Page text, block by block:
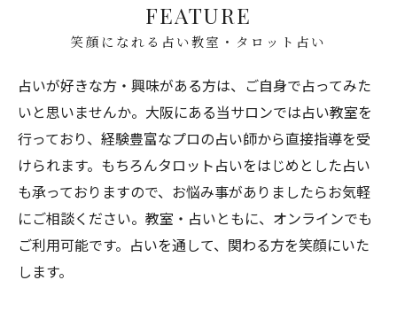
笑顔になれる占い教室・タロット占い
FEATURE
占いが好きな方・興味がある方は、ご自身で占ってみた
いと思いませんか。大阪にある当サロンでは占い教室を
行っており、経験豊富なプロの占い師から直接指導を受
けられます。もちろんタロット占いをはじめとした占い
も承っておりますので、お悩み事がありましたらお気軽
にご相談ください。教室・占いともに、オンラインでも
ご利用可能です。占いを通して、関わる方を笑顔にいた
します。